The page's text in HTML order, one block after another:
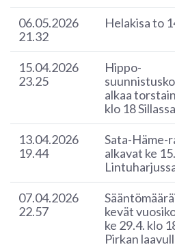
06.05.2026
21.32
Helakisa to
15.04.2026
23.25
Hippo-
alkaa
klo 18 Sillassa
13.04.2026
19.44
Sata-Häme-
alkavat ke
07.04.2026
22.57
kevät
ke 29.4. klo
Pirkan